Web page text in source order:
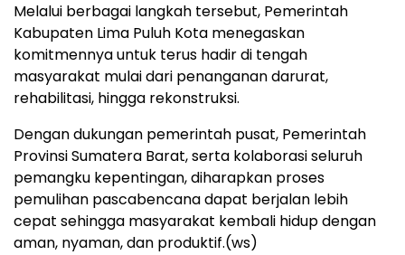
Melalui berbagai langkah tersebut, Pemerintah
Kabupaten Lima Puluh Kota menegaskan
komitmennya untuk terus hadir di tengah
masyarakat mulai dari penanganan darurat,
rehabilitasi, hingga rekonstruksi.
Dengan dukungan pemerintah pusat, Pemerintah
Provinsi Sumatera Barat, serta kolaborasi seluruh
pemangku kepentingan, diharapkan proses
pemulihan pascabencana dapat berjalan lebih
cepat sehingga masyarakat kembali hidup dengan
aman, nyaman, dan produktif.(ws)